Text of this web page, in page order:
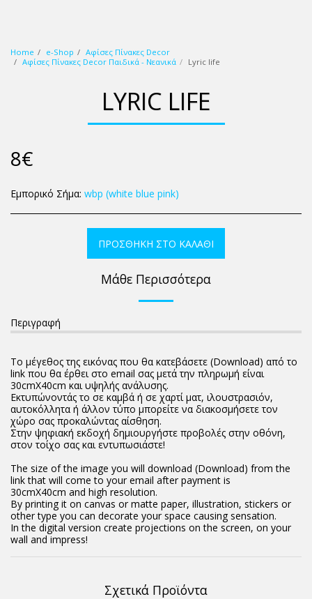
Home e-Shop
Αφίσες Πίνακες Decor
Αφίσες Πίνακες Decor Παιδικά - Νεανικά
Lyric life
LYRIC LIFE
8€
Εμπορικό Σήμα: wbp (white blue pink)
ΠΡΟΣΘΉΚΗ ΣΤΟ ΚΑΛΆΘΙ
Μάθε Περισσότερα
Περιγραφή
Το μέγεθος της εικόνας που θα κατεβάσετε (Download) από το
link που θα έρθει στο email σας μετά την πληρωμή είναι
30cmX40cm και υψηλής ανάλυσης.
Εκτυπώνοντάς το σε καμβά ή σε χαρτί ματ, ιλουστρασιόν,
αυτοκόλλητα ή άλλον τύπο μπορείτε να διακοσμήσετε τον
χώρο σας προκαλώντας αίσθηση.
Στην ψηφιακή εκδοχή δημιουργήστε προβολές στην οθόνη,
στον τοίχο σας και εντυπωσιάστε!
The size of the image you will download (Download) from the
link that will come to your email after payment is
30cmX40cm and high resolution.
By printing it on canvas or matte paper, illustration, stickers or
other type you can decorate your space causing sensation.
In the digital version create projections on the screen, on your
wall and impress!
Σχετικά Προϊόντα